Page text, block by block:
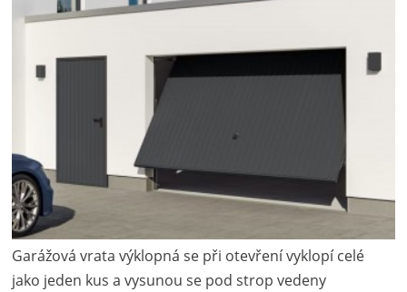
Garážová vrata výklopná se při otevření vyklopí celé
jako jeden kus a vysunou se pod strop vedeny